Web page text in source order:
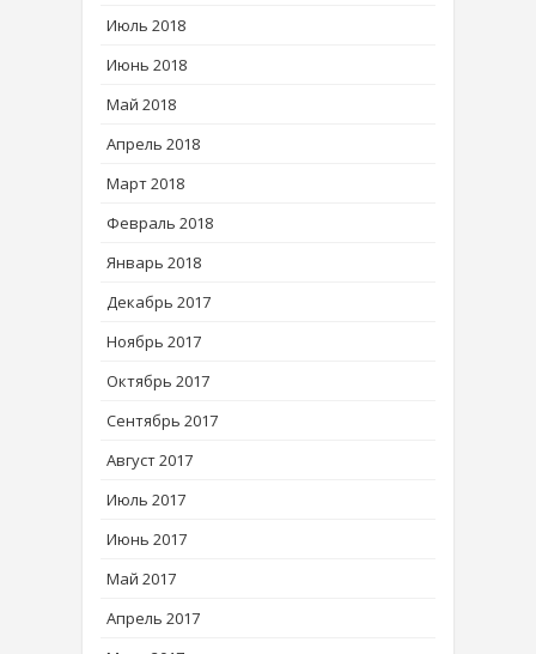
Июль 2018
Июнь 2018
Май 2018
Апрель 2018
Март 2018
Февраль 2018
Январь 2018
Декабрь 2017
Ноябрь 2017
Октябрь 2017
Сентябрь 2017
Август 2017
Июль 2017
Июнь 2017
Май 2017
Апрель 2017